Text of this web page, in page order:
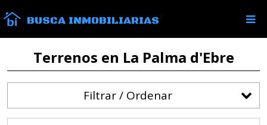
BUSCA INMOBILIARIAS
Terrenos en La Palma d'Ebre
Filtrar / Ordenar